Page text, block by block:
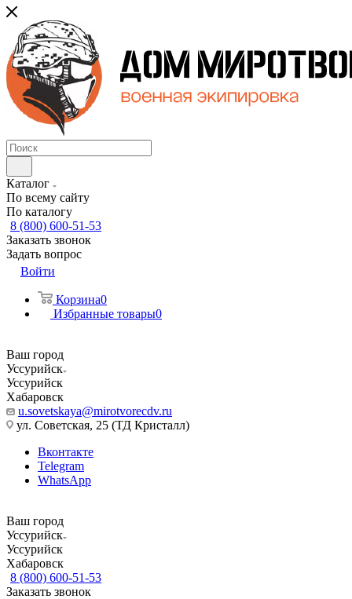
Каталог
По всему сайту
По каталогу
8 (800) 600-51-53
Заказать звонок
Задать вопрос
Войти
Корзина0
Избранные товары0
Ваш город
Уссурийск
Уссурийск
Хабаровск
u.sovetskaya@mirotvorecdv.ru
ул. Советская, 25 (ТД Кристалл)
Вконтакте
Telegram
WhatsApp
Ваш город
Уссурийск
Уссурийск
Хабаровск
8 (800) 600-51-53
Заказать звонок